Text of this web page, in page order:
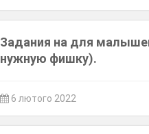
Задания на для
нужную фишку).
6 лютого 2022